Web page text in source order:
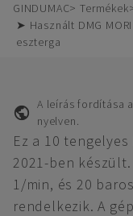
GINDUMAC Termékek
➤ Használt DMG
eszterga
A leírás fordítása
nyelven.
Ez a 10
2021-ben
1/min, és 20
rendelkezik. A